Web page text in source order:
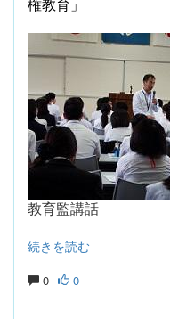
権教育」
教育監講話
続きを読む
0 0